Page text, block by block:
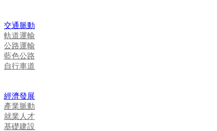
交通脈動
軌道運輸
公路運輸
藍色公路
自行車道
經濟發展
產業脈動
就業人才
基礎建設